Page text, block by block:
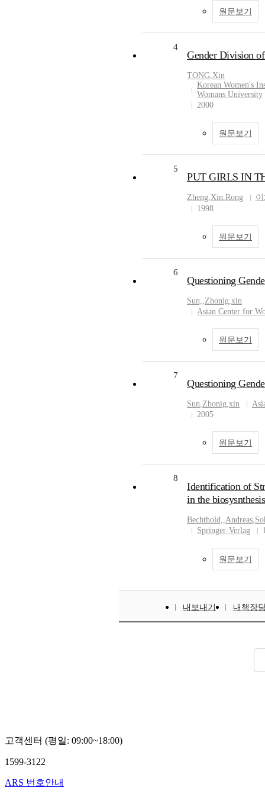
원문보기
4
Gender Division
TONG,Xin
Korean Women's
Womans University
2000
원문보기
5
PUT GIRLS IN
Zheng,Xin,Rong
1998
원문보기
6
Questioning
Sun,,Zhonig,xin
Asian Center for
원문보기
7
Questioning
Sun,Zhonig,xin
2005
원문보기
8
Identification of
in the
Bechthold,,Andreas,
Springer-Verlag
원문보기
내보내기 내책장
고객센터 (평일: 09:00~18:00)
1599-3122
ARS 번호안내